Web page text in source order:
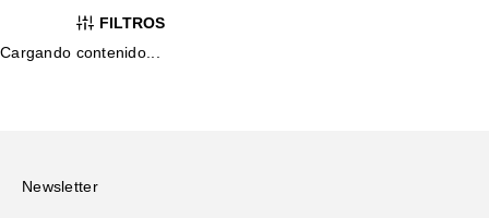
FILTROS
Cargando contenido...
Newsletter